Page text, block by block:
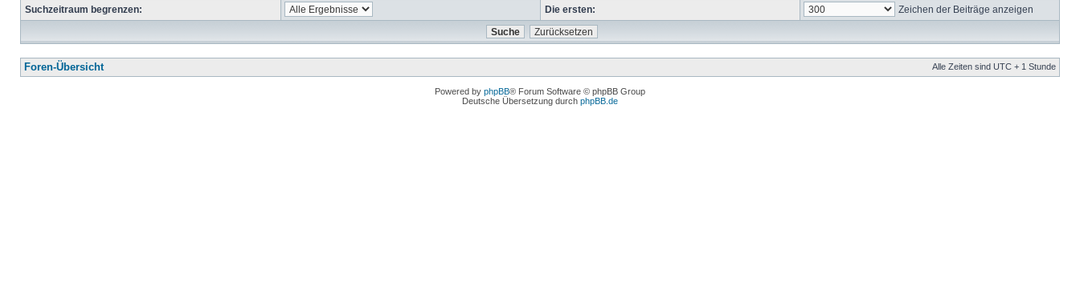
Suchzeitraum begrenzen: Die ersten: Zeichen der Beiträge anzeigen
Foren-Übersicht Alle Zeiten sind UTC + 1 Stunde
Powered by phpBB® Forum Software © phpBB Group
Deutsche Übersetzung durch phpBB.de